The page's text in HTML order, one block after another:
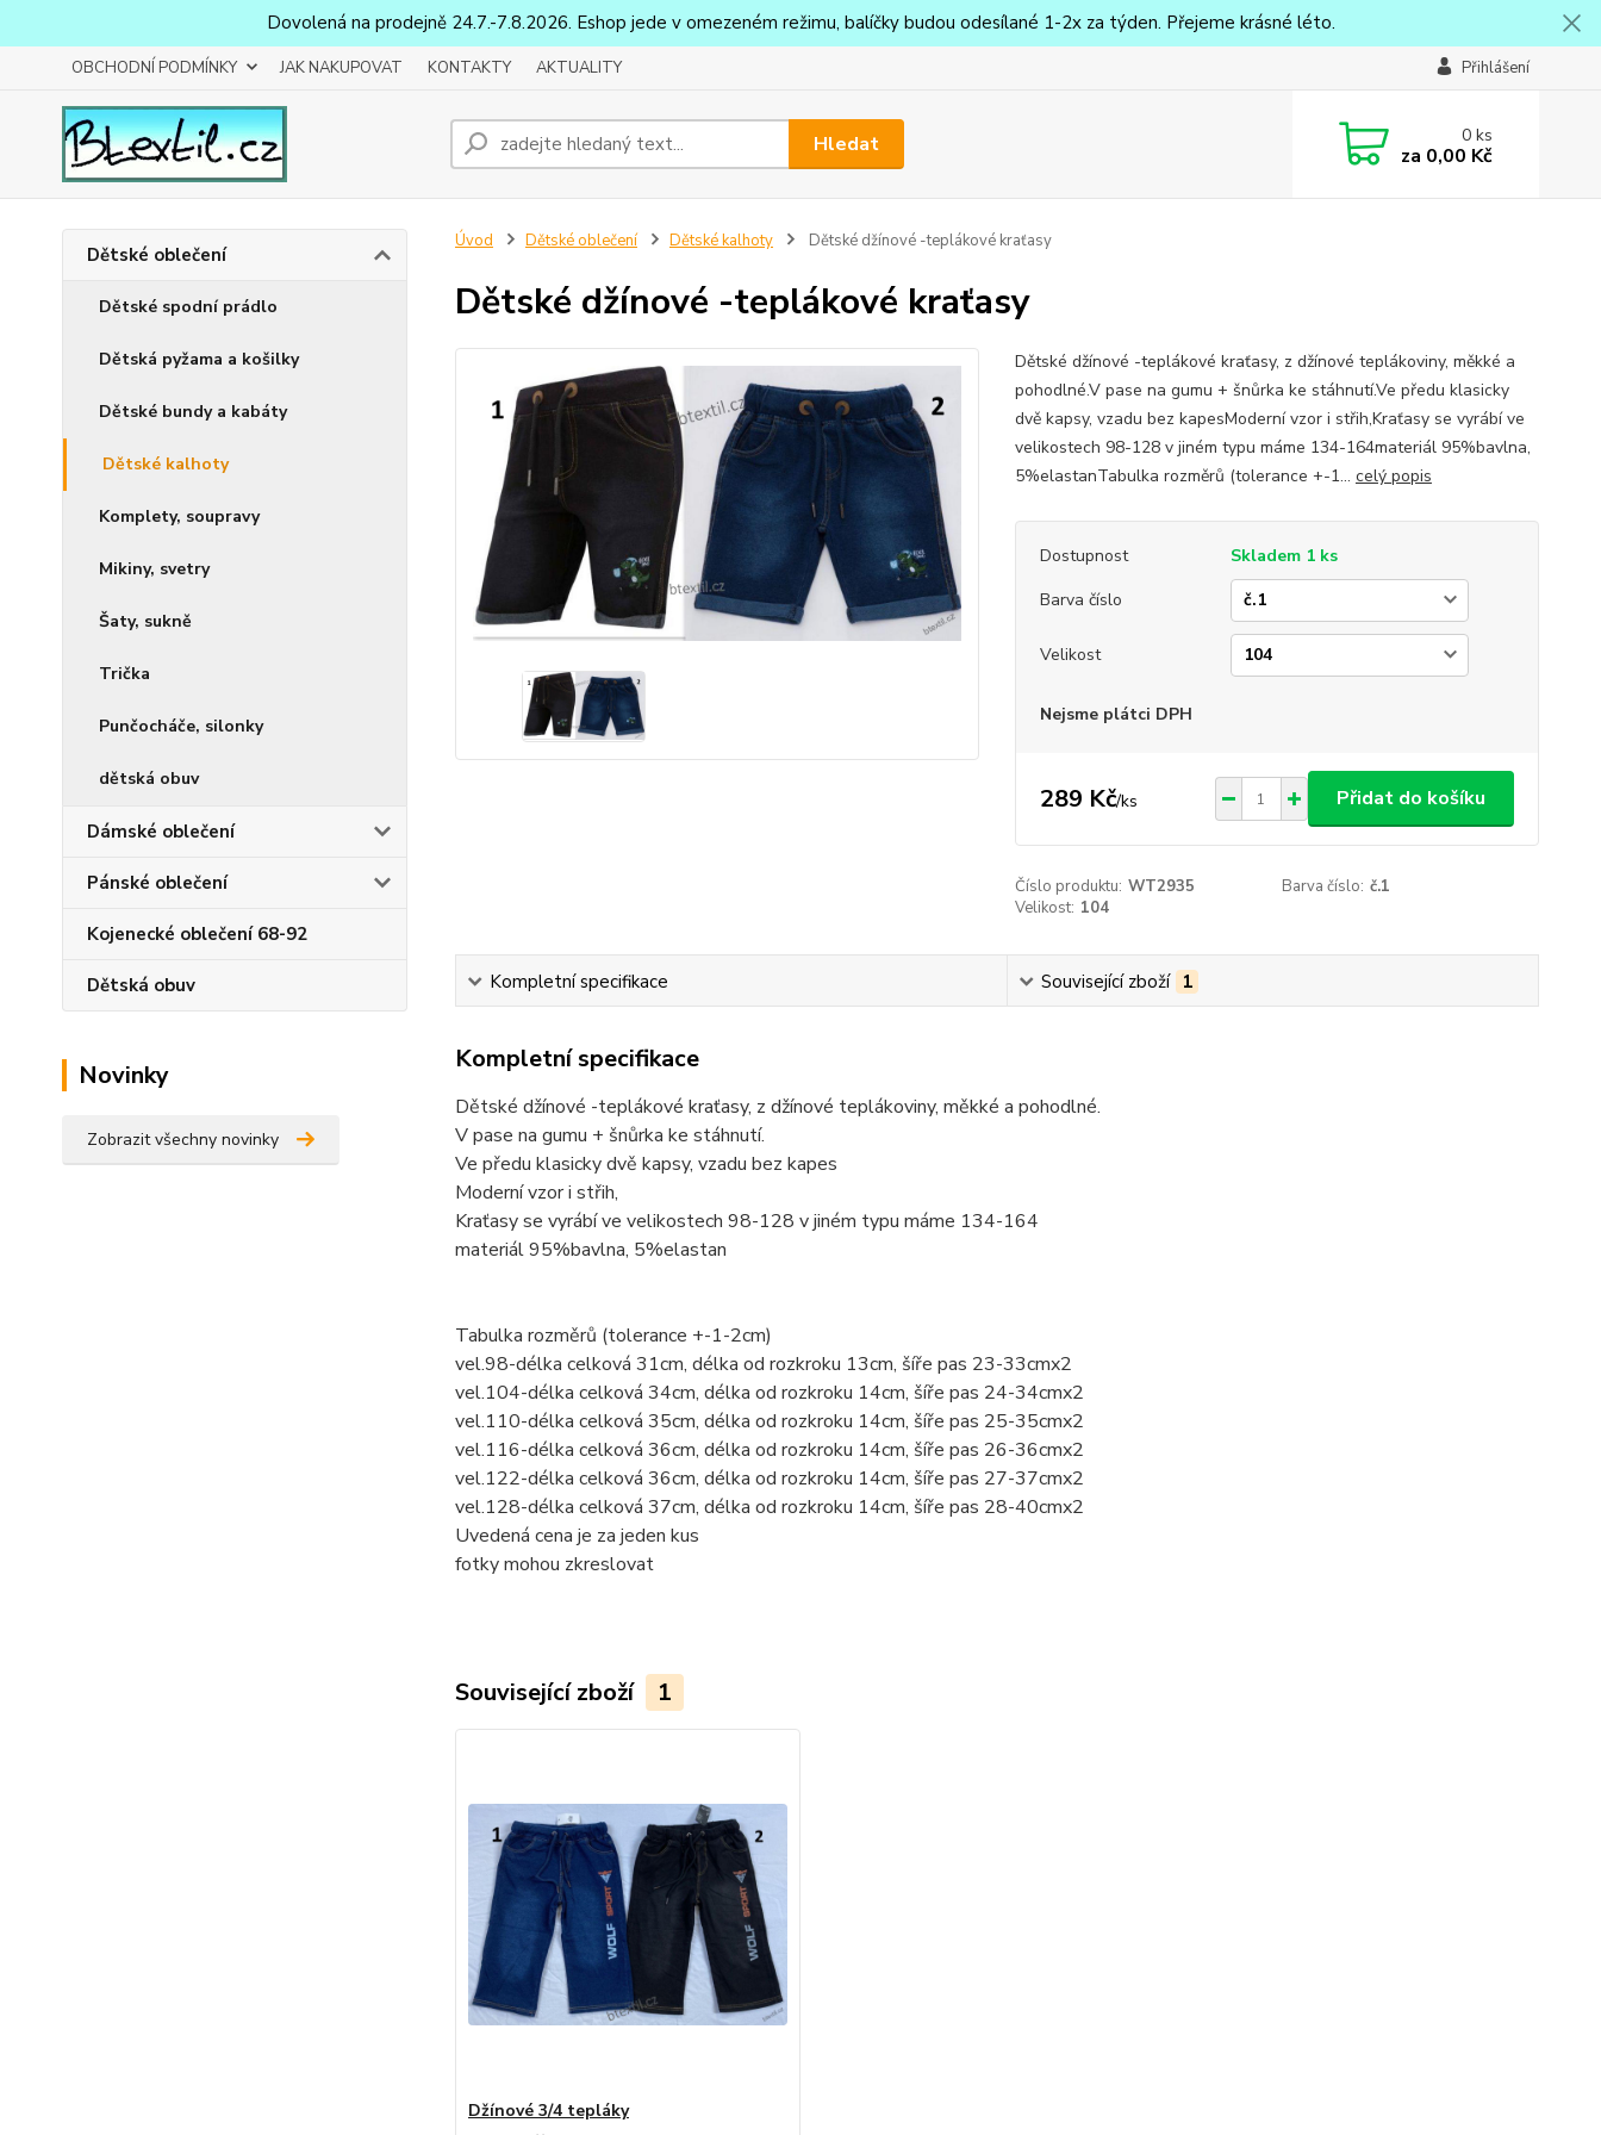
Dovolená na prodejně 24.7.-7.8.2026. Eshop jede v omezeném režimu, balíčky budou odesílané 1-2x za týden. Přejeme krásné léto.
OBCHODNÍ PODMÍNKY JAK NAKUPOVAT KONTAKTY AKTUALITY Přihlášení
Hledat 0ks
za 0,00 Kč
Dětské oblečení
Dětské spodní prádlo
Dětská pyžama a košilky
Dětské bundy a kabáty
Dětské kalhoty
Komplety, soupravy
Mikiny, svetry
Šaty, sukně
Trička
Punčocháče, silonky
dětská obuv
Dámské oblečení
Pánské oblečení
Kojenecké oblečení 68-92
Dětská obuv
Novinky
Zobrazit všechny novinky
Úvod Dětské oblečení Dětské kalhoty Dětské džínové -teplákové kraťasy
Dětské džínové -teplákové kraťasy
Dětské džínové -teplákové kraťasy, z džínové teplákoviny, měkké a
pohodlné.V pase na gumu + šnůrka ke stáhnutí.Ve předu klasicky
dvě kapsy, vzadu bez kapesModerní vzor i střih,Kraťasy se vyrábí ve
velikostech 98-128 v jiném typu máme 134-164materiál 95%bavlna,
5%elastanTabulka rozměrů (tolerance +-1... celý popis
Dostupnost
Skladem 1 ks
Barva číslo
Velikost
Nejsme plátci DPH
289 Kč/ks Přidat do košíku
Číslo produktu: WT2935 Barva číslo: č.1
Velikost: 104
Kompletní specifikace Související zboží 1
Kompletní specifikace
Dětské džínové -teplákové kraťasy, z džínové teplákoviny, měkké a pohodlné.
V pase na gumu + šnůrka ke stáhnutí.
Ve předu klasicky dvě kapsy, vzadu bez kapes
Moderní vzor i střih,
Kraťasy se vyrábí ve velikostech 98-128 v jiném typu máme 134-164
materiál 95%bavlna, 5%elastan
Tabulka rozměrů (tolerance +-1-2cm)
vel.98-délka celková 31cm, délka od rozkroku 13cm, šíře pas 23-33cmx2
vel.104-délka celková 34cm, délka od rozkroku 14cm, šíře pas 24-34cmx2
vel.110-délka celková 35cm, délka od rozkroku 14cm, šíře pas 25-35cmx2
vel.116-délka celková 36cm, délka od rozkroku 14cm, šíře pas 26-36cmx2
vel.122-délka celková 36cm, délka od rozkroku 14cm, šíře pas 27-37cmx2
vel.128-délka celková 37cm, délka od rozkroku 14cm, šíře pas 28-40cmx2
Uvedená cena je za jeden kus
fotky mohou zkreslovat
Související zboží 1
Džínové 3/4 tepláky